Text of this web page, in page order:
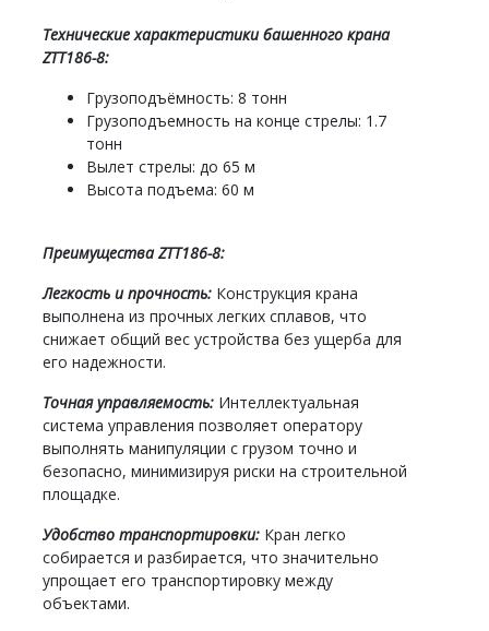
Технические характеристики башенного крана
ZTT186-8:
Грузоподъёмность: 8 тонн
Грузоподъемность на конце стрелы: 1.7
тонн
Вылет стрелы: до 65 м
Высота подъема: 60 м
Преимущества ZTT186-8:
Легкость и прочность: Конструкция крана
выполнена из прочных легких сплавов, что
снижает общий вес устройства без ущерба для
его надежности.
Точная управляемость: Интеллектуальная
система управления позволяет оператору
выполнять манипуляции с грузом точно и
безопасно, минимизируя риски на строительной
площадке.
Удобство транспортировки: Кран легко
собирается и разбирается, что значительно
упрощает его транспортировку между
объектами.